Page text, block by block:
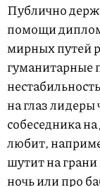
Публично
помощи
мирных путей
гуманитарные
на глаз лидеры
собеседника
любит,
шутит на
ночь или про